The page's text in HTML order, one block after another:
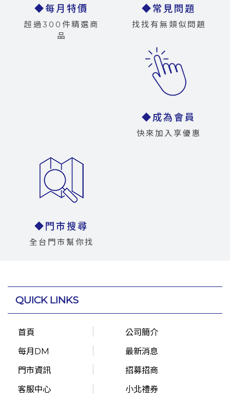
◆每月特價
超過300件精選商
品
◆常見問題
找找有無類似問題
◆成為會員
快來加入享優惠
◆門市搜尋
全台門市幫你找
QUICK LINKS
首頁
公司簡介
每月DM
最新消息
門市資訊
招募招商
客服中心
小北禮券